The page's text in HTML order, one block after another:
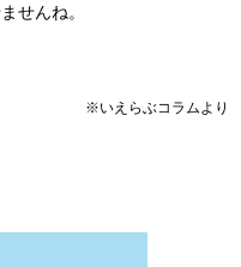
せんね。
※いえらぶコラムより